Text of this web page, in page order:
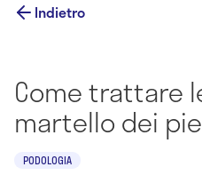
Indietro
Come trattare
martello dei
PODOLOGIA